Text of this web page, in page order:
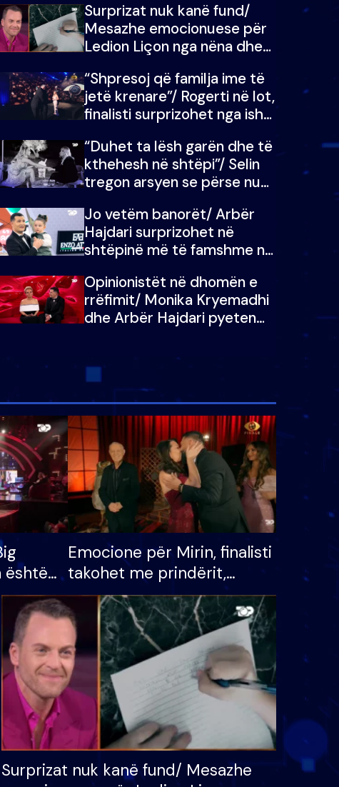
mungojë zilja e mëngjesit
kur…
Surprizat nuk kanë fund/
Mesazhe emocionuese për
Ledion Liçon nga nëna dhe
i mban dot lotët: Nuk
meritoj…
“Shpresoj që familja ime të
jetë krenare”/ Rogerti në lot,
finalisti surprizohet nga ish-
“Duhet ta lësh garën dhe të
kthehesh në shtëpi”/ Selin
tregon arsyen se përse nuk
Doja ta çoja luftën time deri
në fund
Jo vetëm banorët/ Arbër
Hajdari surprizohet në
shtëpinë më të famshme në
me vajzën e tij
Opinionistët në dhomën e
rrëfimit/ Monika Kryemadhi
dhe Arbër Hajdari pyeten
zëvendësonit njëri-tjetrin?
është
për
Emocione për Mirin, finalisti
takohet me prindërit,
vajzën dhe bashkëshorten:
S’kemi ndonjë letër divorci
apo jo?
Surprizat nuk kanë fund/ Mesazhe